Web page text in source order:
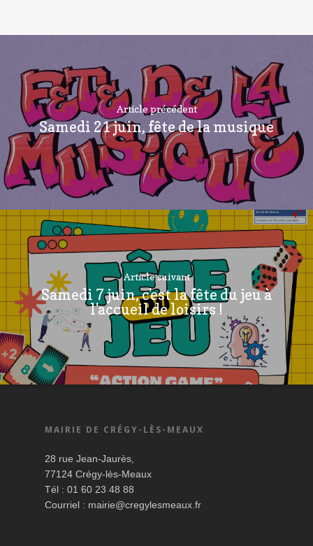
Article précédent
Samedi 21 juin, fête de la musique
Article suivant
Samedi 7 juin, c'est la fête du jeu à
l'accueil de loisirs !
MAIRIE DE CRÉGY-LÈS-MEAUX
28 rue Jean-Jaurès,
77124 Crégy-lès-Meaux
Tél : 01 60 23 48 88
Courriel : mairie@cregylesmeaux.fr